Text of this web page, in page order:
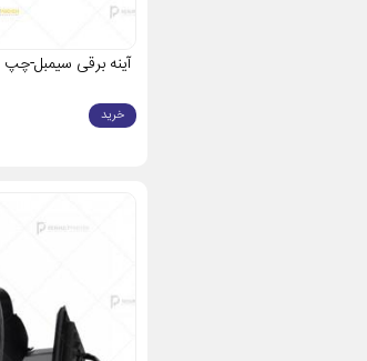
آینه برقی سیمبل-چپ
خرید